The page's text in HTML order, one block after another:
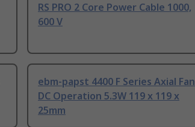
RS PRO 2 Core Power Cable 1000,
600 V
ebm-papst 4400 F Series Axial Fan
DC Operation 5.3W 119 x 119 x
25mm